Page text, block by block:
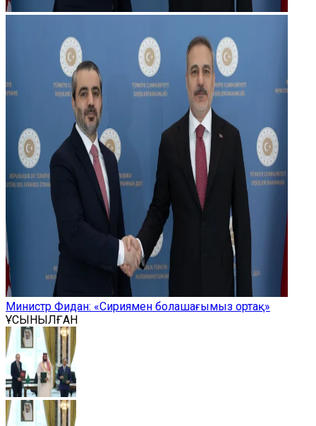
Министр Фидан: «Сириямен болашағымыз ортақ»
ҰСЫНЫЛҒАН